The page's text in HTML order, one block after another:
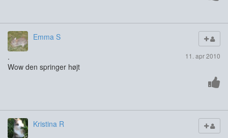
Emma S
11. apr 2010
.
Wow den springer højt
Kristina R